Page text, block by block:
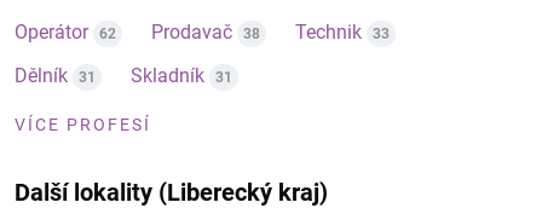
Operátor 62 Prodavač 38 Technik 33
Dělník 31 Skladník 31
VÍCE PROFESÍ
Další lokality (Liberecký kraj)